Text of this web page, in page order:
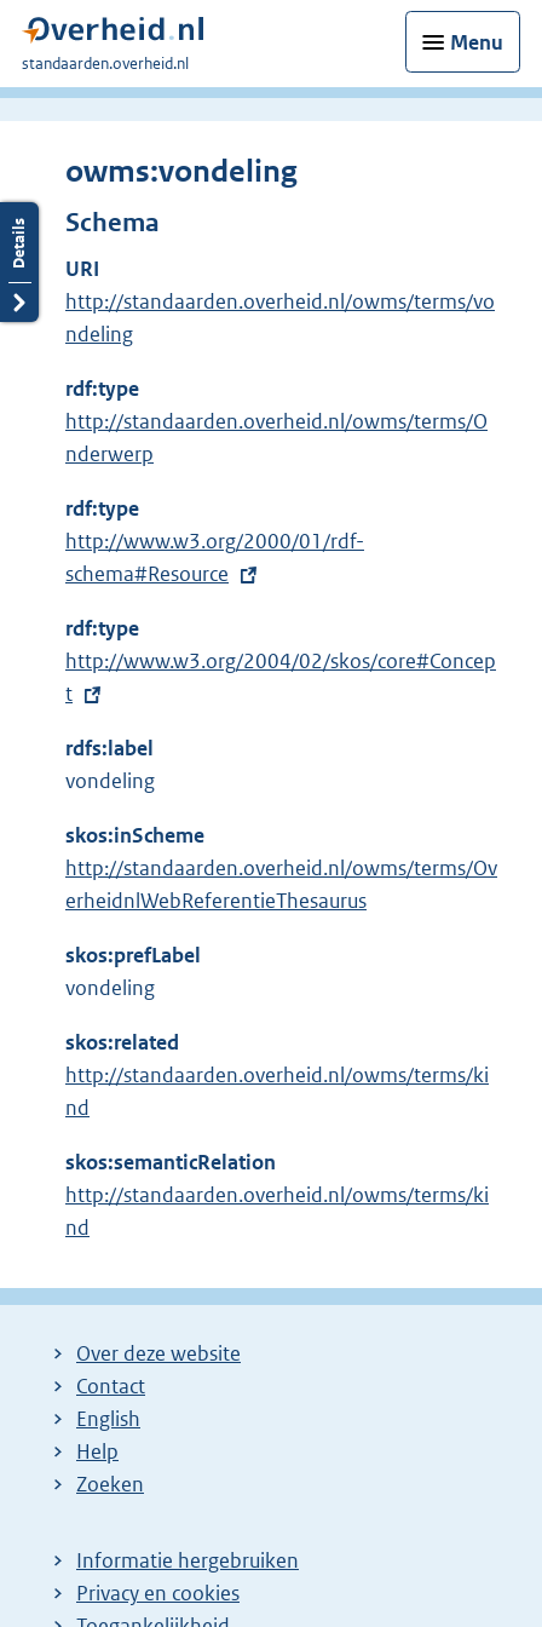
Menu
U
bent
standaarden.overheid.nl
owms:vondeling
Schema
URI
http://standaarden.overheid.nl/owms/terms/vo
ndeling
rdf:type
http://standaarden.overheid.nl/owms/terms/O
nderwerp
rdf:type
E
x
e
r
n
n
k
:
http://www.w3.org/2000/01/rdf-
schema#Resource
rdf:type
E
x
e
r
n
e
n
k
http://www.w3.org/2004/02/skos/core#Concep
t
rdfs:label
vondeling
skos:inScheme
http://standaarden.overheid.nl/owms/terms/Ov
erheidnlWebReferentieThesaurus
skos:prefLabel
vondeling
skos:related
http://standaarden.overheid.nl/owms/terms/ki
nd
skos:semanticRelation
http://standaarden.overheid.nl/owms/terms/ki
nd
Over deze website
Contact
English
Help
Zoeken
Informatie hergebruiken
Privacy en cookies